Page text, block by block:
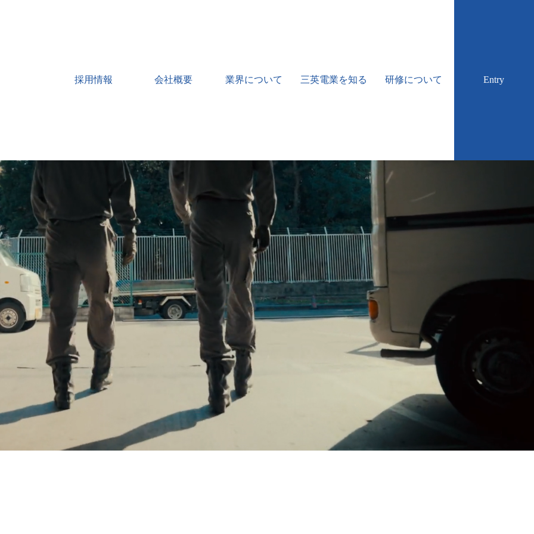
採用情報 会社概要 業界について 三英電業を知る 研修について Entry